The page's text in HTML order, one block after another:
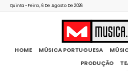
Quinta-Feira, 6 De Agosto De 2026
HOME MÚSICA PORTUGUESA
PRODUÇÃO